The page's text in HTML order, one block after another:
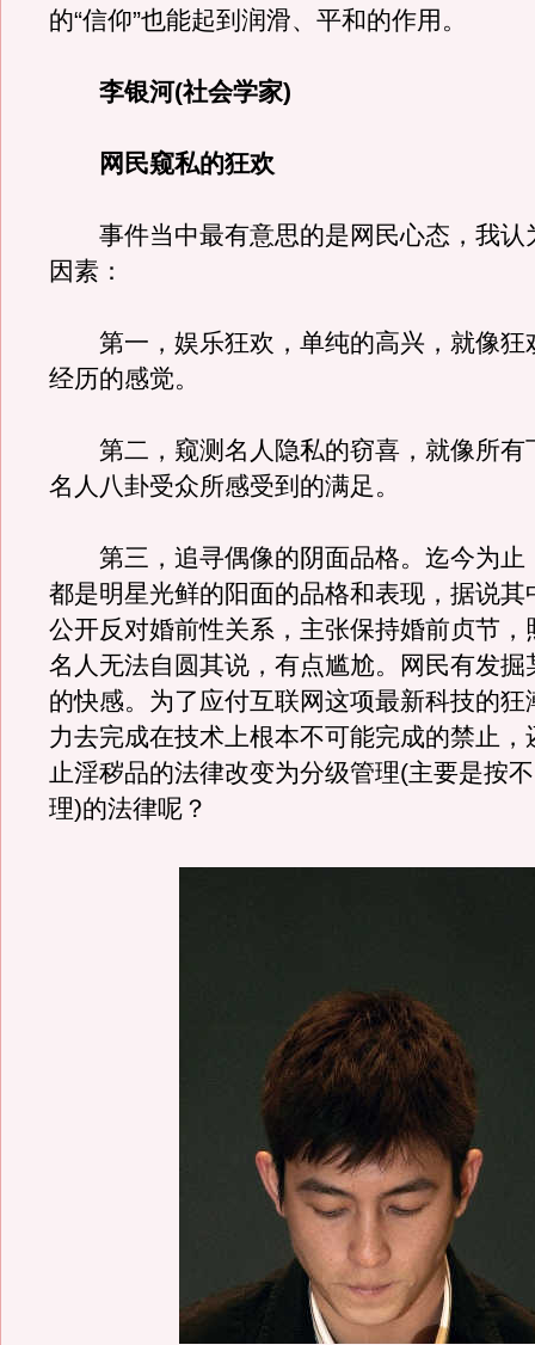
的“信仰”也能起到润滑、平和的作用。
李银河(社会学家)
网民窥私的狂欢
事件当中最有意思的是网民心态，我认
因素：
第一，娱乐狂欢，单纯的高兴，就像狂
经历的感觉。
第二，窥测名人隐私的窃喜，就像所有
名人八卦受众所感受到的满足。
第三，追寻偶像的阴面品格。迄今为止
都是明星光鲜的阳面的品格和表现，据说其
公开反对婚前性关系，主张保持婚前贞节，
名人无法自圆其说，有点尴尬。网民有发掘
的快感。为了应付互联网这项最新科技的狂
力去完成在技术上根本不可能完成的禁止，
止淫秽品的法律改变为分级管理(主要是按
理)的法律呢？